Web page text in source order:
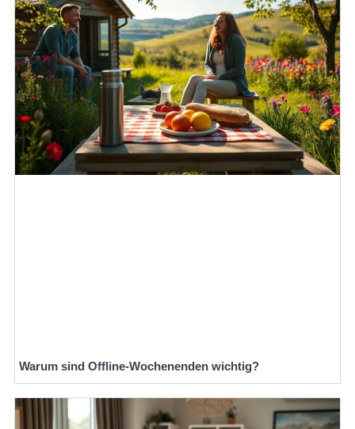
Warum sind Offline-Wochenenden wichtig?